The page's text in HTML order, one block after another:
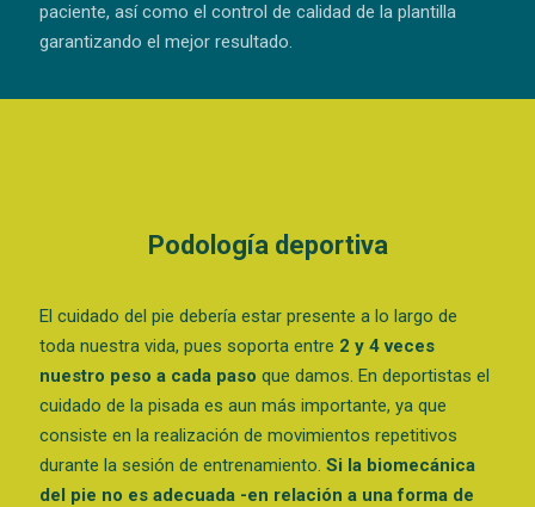
paciente, así como el control de calidad de la plantilla
garantizando el mejor resultado.
Podología deportiva
El cuidado del pie debería estar presente a lo largo de
toda nuestra vida, pues soporta entre 2 y 4 veces
nuestro peso a cada paso que damos. En deportistas el
cuidado de la pisada es aun más importante, ya que
consiste en la realización de movimientos repetitivos
durante la sesión de entrenamiento. Si la biomecánica
del pie no es adecuada -en relación a una forma de